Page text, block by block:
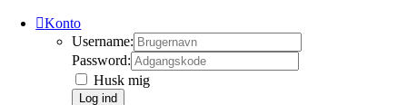
Konto
Username:
Password:
Husk mig